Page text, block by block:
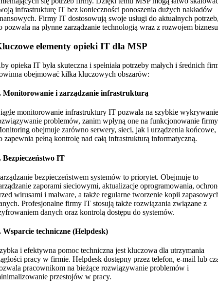
infrastrukturę IT bez konieczności ponoszenia dużych nakładów
Firmy IT dostosowują swoje usługi do aktualnych
pozwala na płynne zarządzanie technologią wraz z rozwojem
elementy opieki IT dla MSP
opieka IT była skuteczna i spełniała potrzeby małych i średnich
obejmować kilka kluczowych obszarów:
Monitorowanie i zarządzanie infrastrukturą
monitorowanie infrastruktury IT pozwala na szybkie
problemów, zanim wpłyną one na funkcjonowanie
obejmuje zarówno serwery, sieci, jak i urządzenia końcowe,
zapewnia pełną kontrolę nad całą infrastrukturą informatyczną.
Bezpieczeństwo IT
bezpieczeństwem systemów to priorytet. Obejmuje to
zaporami sieciowymi, aktualizacje oprogramowania,
wirusami i malware, a także regularne tworzenie kopii
Profesjonalne firmy IT stosują także rozwiązania związane z
danych oraz kontrolą dostępu do systemów.
Wsparcie techniczne (Helpdesk)
i efektywna pomoc techniczna jest kluczowa dla utrzymania
pracy w firmie. Helpdesk dostępny przez telefon, e-mail lub
pracownikom na bieżące rozwiązywanie problemów i
przestojów w pracy.